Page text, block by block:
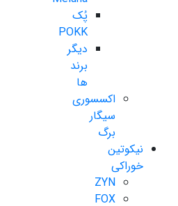
پُک
POKK
دیگر
برند
ها
اکسسوری
سیگار
برگ
نیکوتین
خوراکی
ZYN
FOX